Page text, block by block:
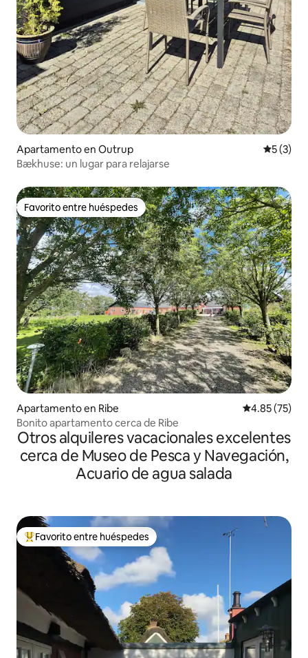
Apartamento en Outrup
5 (3)
Bækhuse: un lugar para relajarse
Favorito entre huéspedes
Favorito entre huéspedes
Apartamento en Ribe Calificación
4.85 (75)
Bonito apartamento cerca de Ribe
Otros alquileres vacacionales excelentes
cerca de Museo de Pesca y Navegación,
Acuario de agua salada
Favorito entre huéspedes preferido
Favorito entre huéspedes